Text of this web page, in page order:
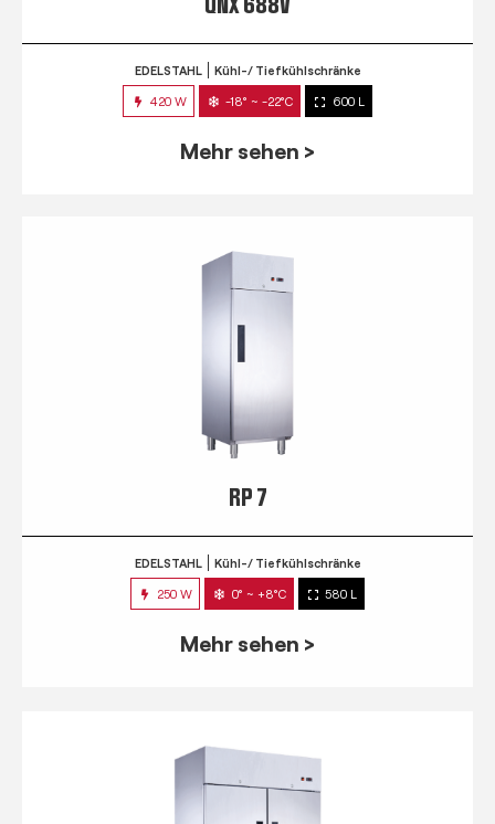
QNX 688V
EDELSTAHL Kühl-/ Tiefkühlschränke
420 W -18° ~ -22°C 600 L
Mehr sehen >
RP 7
EDELSTAHL Kühl-/ Tiefkühlschränke
250 W 0° ~ +8°C 580 L
Mehr sehen >